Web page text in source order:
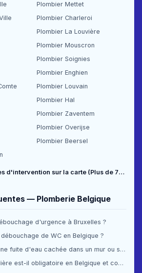
Plombier Mettet
Plombier Charleroi
Plombier La Louvière
Plombier Mouscron
Plombier Soignies
Plombier Enghien
Plombier Louvain
Plombier Hal
Plombier Zaventem
Plombier Overijse
Plombier Beersel
Voir toutes nos zones d'intervention sur la carte (Plus de 70 communes couvertes) →
— Plomberie Belgique
d'urgence à Bruxelles ?
de WC en Belgique ?
Comment détecter une fuite d'eau cachée dans un mur ou sous le sol ?
L'entretien de chaudière est-il obligatoire en Belgique et combien ça coûte ?